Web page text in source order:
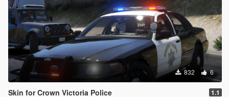
832 6
Skin for Crown Victoria Police 1.1